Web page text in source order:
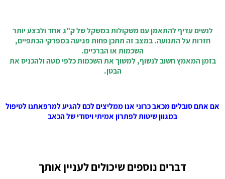
לנשים עדיף להתאמן עם משקולות במשקל של ק"ג אחד ולבצע יותר
חזרות על התנועה. במצב זה תתכן פחות פגיעה במפרקי הכתפיים,
השכמות או הברכיים.
בזמן המאמץ חשוב לנשוף, למשוך את השכמות כלפי מטה ולהכניס את
הבטן.
אם אתם סובלים מכאב כרוני אנו ממליצים לכם להגיע למרפאתנו לטיפול
במגוון שיטות לפתרון אמיתי ויסודי של הכאב
דברים נוספים שיכולים לעניין אותך